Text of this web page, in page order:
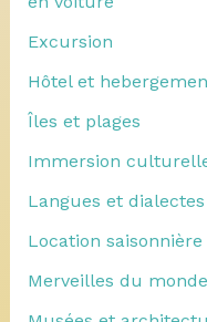
Excursion
Hôtel et
Îles et plages
Immersion
Langues et dialectes
Location saisonnière
Merveilles du monde